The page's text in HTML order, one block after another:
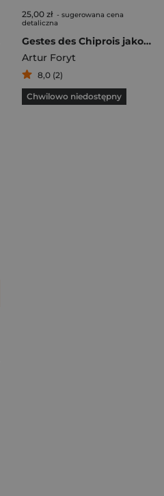
25,00 zł - sugerowana cena
detaliczna
Gestes des Chiprois jako cypryjska kompilacja historyczna z XIV w. Kronika Ziemi Świętej
Artur Foryt
8,0 (2)
Chwilowo niedostępny